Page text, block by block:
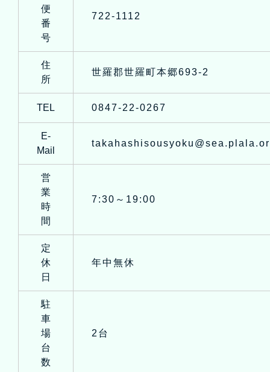
便
番
号
722-1112
住
所
世羅郡世羅町本郷693-2
TEL 0847-22-0267
E-
Mail
営
業
時
間
7:30～19:00
定
休
日
年中無休
駐
車
場
台
数
2台